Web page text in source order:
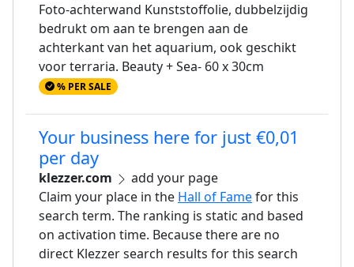
Foto-achterwand Kunststoffolie, dubbelzijdig
bedrukt om aan te brengen aan de
achterkant van het aquarium, ook geschikt
voor terraria. Beauty + Sea- 60 x 30cm
% PER SALE
Your business here for just €0,01
per day
klezzer.com
add your page
Claim your place in the Hall of Famefor this
search term. The ranking is static and based
on activation time. Because there are no
direct Klezzer search results for this search